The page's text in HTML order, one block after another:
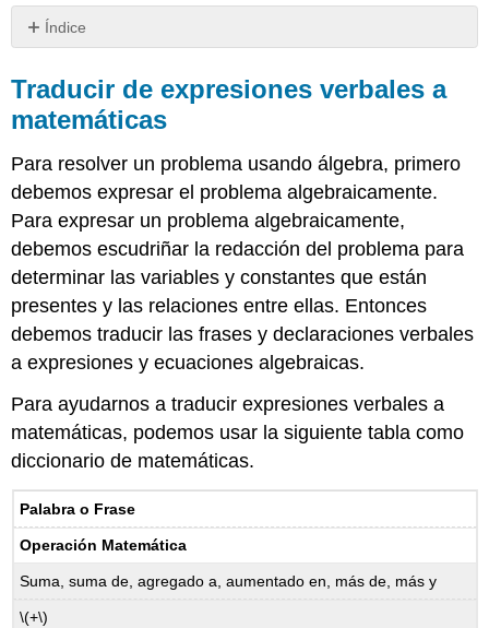
Índice
de
expresiones
verbales
matemáticas
Conjunto
de
Muestras
A
Ejemplo\
(\PageIndex{1}\)
Ejemplo\
(\PageIndex{2}\)
(\PageIndex{3}\)
Ejemplo\
(\PageIndex{4}\)
(\PageIndex{5}\)
Ejemplo\
(\PageIndex{6}\)
práctica
Traducir de expresiones verbales a
matemáticas
Para resolver un problema usando álgebra, primero
debemos expresar el problema algebraicamente.
Para expresar un problema algebraicamente,
debemos escudriñar la redacción del problema para
determinar las variables y constantes que están
presentes y las relaciones entre ellas. Entonces
debemos traducir las frases y declaraciones verbales
a expresiones y ecuaciones algebraicas.
Para ayudarnos a traducir expresiones verbales a
matemáticas, podemos usar la siguiente tabla como
diccionario de matemáticas.
Palabra o Frase
Operación Matemática
Suma, suma de, agregado a, aumentado en, más de, más y
\(+\)